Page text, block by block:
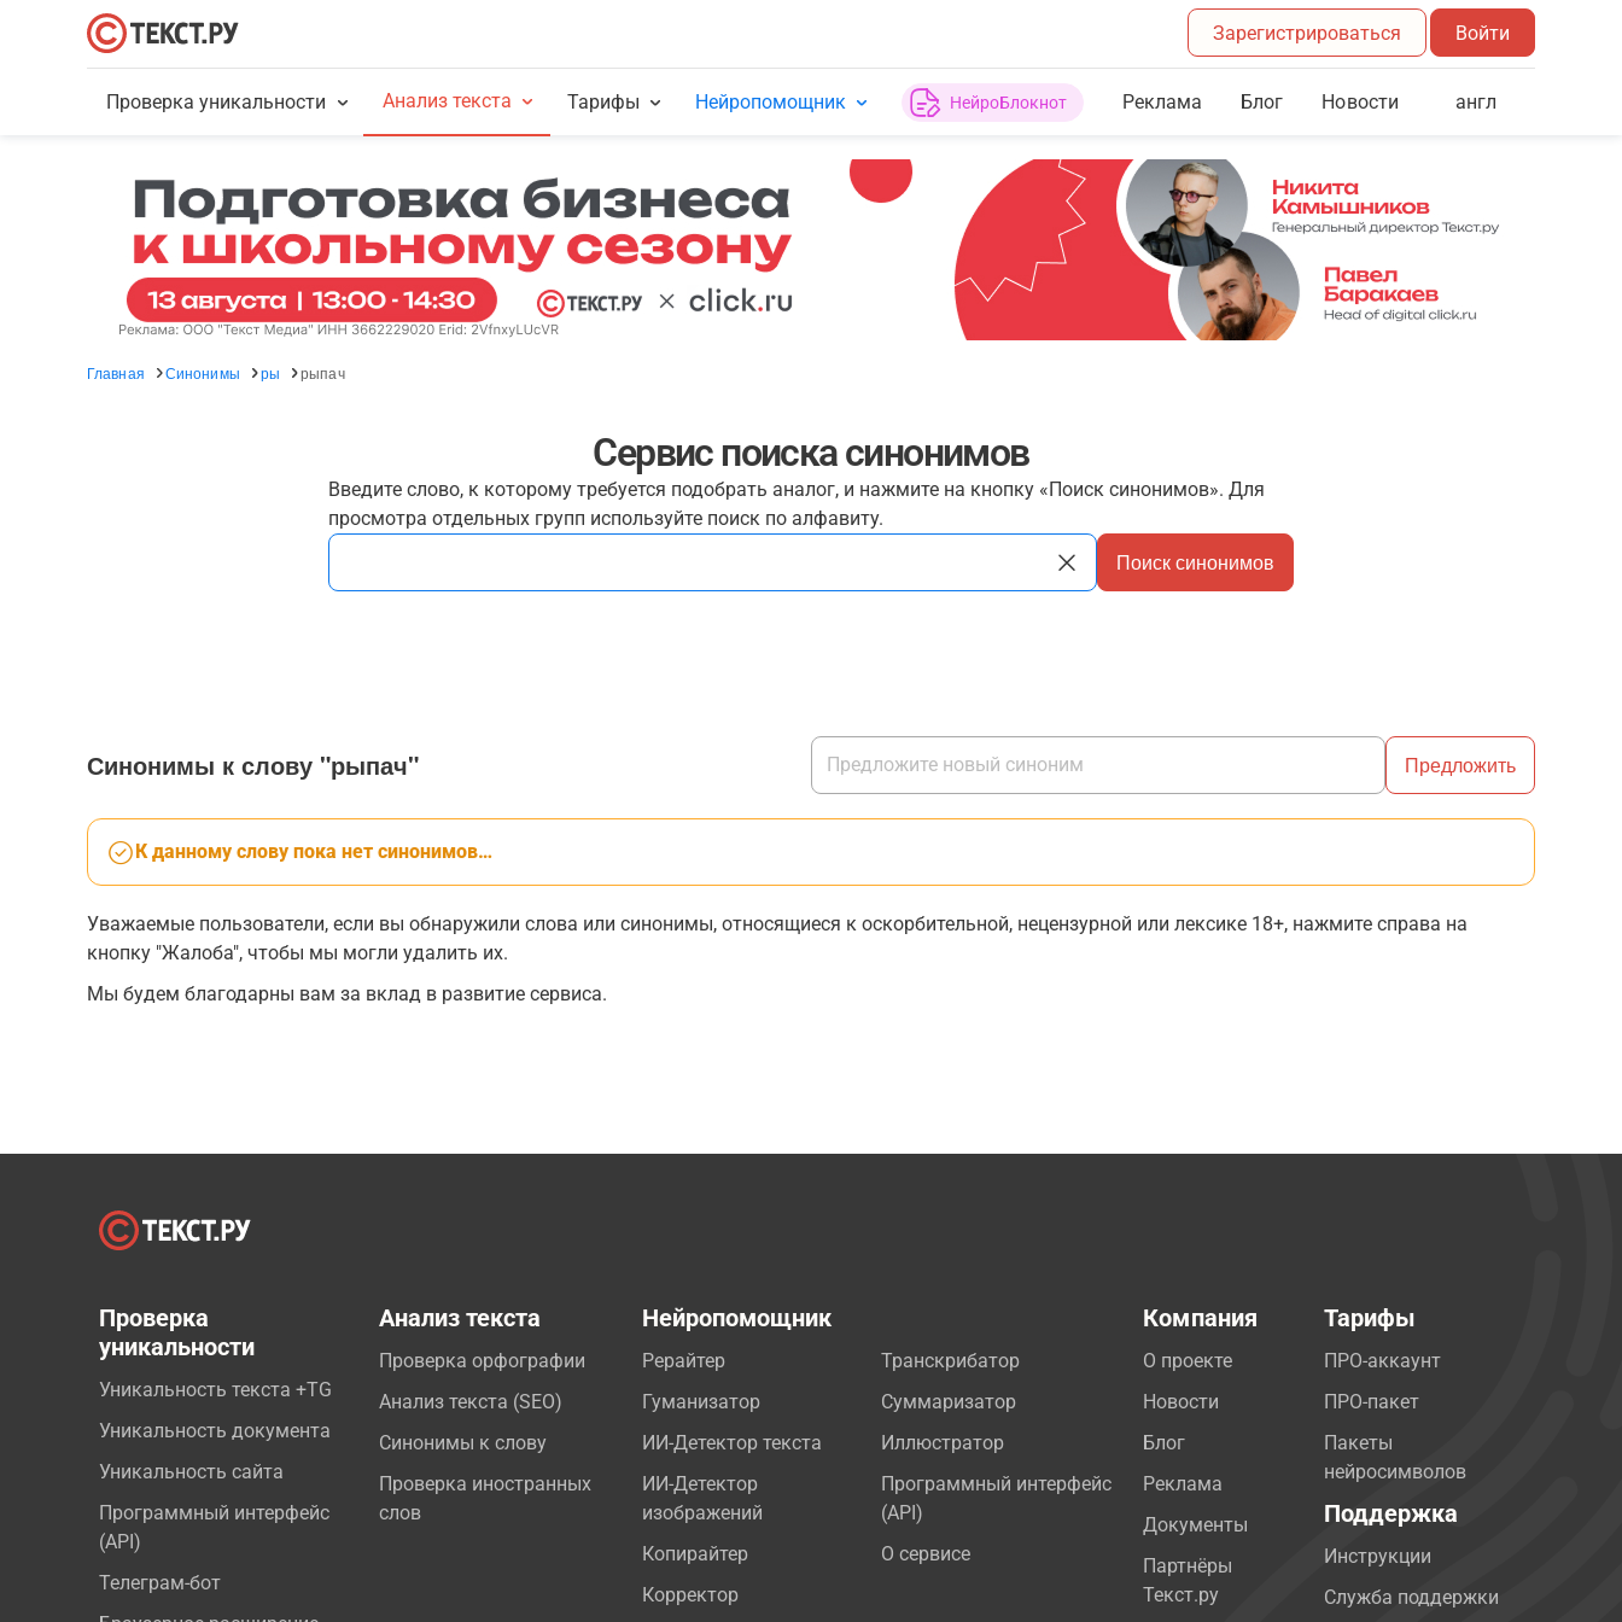
Зарегистрироваться Войти
Проверка уникальности Анализ текста Тарифы Нейропомощник НейроБлокнот Реклама Блог Новости англ
Главная Синонимы ры рыпач
Сервис поиска синонимов
Введите слово, к которому требуется подобрать аналог, и нажмите на кнопку «Поиск синонимов». Для
просмотра отдельных групп используйте поиск по алфавиту.
Поиск синонимов
Синонимы к слову "рыпач" Предложить
К данному слову пока нет синонимов…
Уважаемые пользователи, если вы обнаружили слова или синонимы, относящиеся к оскорбительной, нецензурной или лексике 18+, нажмите справа на
кнопку "Жалоба", чтобы мы могли удалить их.
Мы будем благодарны вам за вклад в развитие сервиса.
Проверка
уникальности
Уникальность текста +TG
Уникальность документа
Уникальность сайта
Программный интерфейс
(API)
Телеграм-бот
Анализ текста
Проверка орфографии
Анализ текста (SEO)
Синонимы к слову
Проверка иностранных
слов
Нейропомощник
Рерайтер
Гуманизатор
ИИ-Детектор текста
ИИ-Детектор
изображений
Копирайтер
Корректор
Транскрибатор
Суммаризатор
Иллюстратор
Программный интерфейс
(API)
О сервисе
Компания
О проекте
Новости
Блог
Реклама
Документы
Партнёры
Текст.ру
Тарифы
ПРО-аккаунт
ПРО-пакет
Пакеты
нейросимволов
Поддержка
Инструкции
Служба поддержки